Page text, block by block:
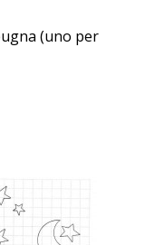
(uno per